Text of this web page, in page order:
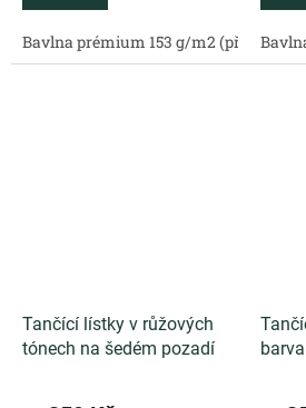
Bavlna prémium 153 g/m2 (přírodní)
Tančící lístky v růžových
tónech na šedém pozadí